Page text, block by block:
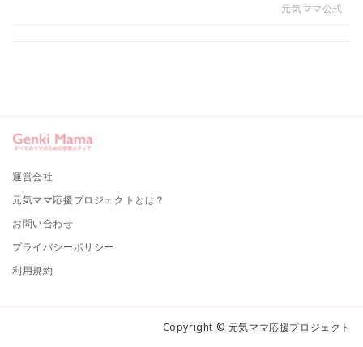
元気ママ公式
運営会社
元気ママ応援プロジェクトとは？
お問い合わせ
プライバシーポリシー
利用規約
Copyright © 元気ママ応援プロジェクト